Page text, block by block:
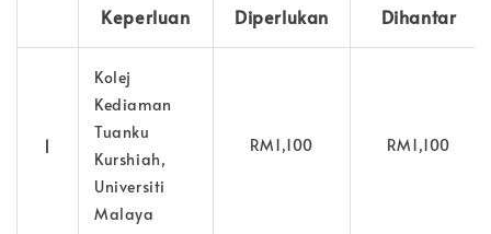
Keperluan
Diperlukan
Dihantar
1
Kolej
Kediaman
Tuanku
Kurshiah,
Universiti
Malaya
RM1,100 RM1,100